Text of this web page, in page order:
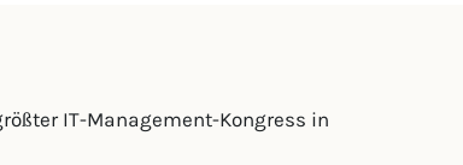
IT-Management-Kongress in